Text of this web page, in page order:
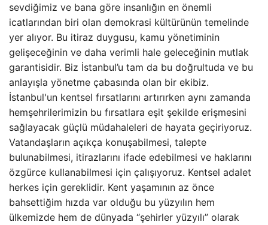
sevdiğimiz ve bana göre insanlığın en önemli
icatlarından biri olan demokrasi kültürünün temelinde
yer alıyor. Bu itiraz duygusu, kamu yönetiminin
gelişeceğinin ve daha verimli hale geleceğinin mutlak
garantisidir. Biz İstanbul’u tam da bu doğrultuda ve bu
anlayışla yönetme çabasında olan bir ekibiz.
İstanbul'un kentsel fırsatlarını artırırken aynı zamanda
hemşehrilerimizin bu fırsatlara eşit şekilde erişmesini
sağlayacak güçlü müdahaleleri de hayata geçiriyoruz.
Vatandaşların açıkça konuşabilmesi, talepte
bulunabilmesi, itirazlarını ifade edebilmesi ve haklarını
özgürce kullanabilmesi için çalışıyoruz. Kentsel adalet
herkes için gereklidir. Kent yaşamının az önce
bahsettiğim hızda var olduğu bu yüzyılın hem
ülkemizde hem de dünyada “şehirler yüzyılı” olarak